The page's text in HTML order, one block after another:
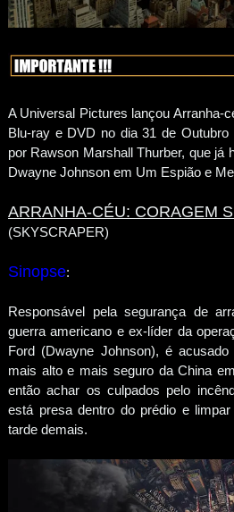
A Universal Pictures lançou Arranha-
Blu-ray e DVD no dia 31 de
por Rawson Marshall Thurber, que já
Dwayne Johnson em Um Espião e
ARRANHA-CÉU: CORAGEM
(SKYSCRAPER)
Sinopse:
Responsável pela segurança de
guerra americano e ex-líder da
Ford (Dwayne Johnson), é
mais alto e mais seguro da China
então achar os culpados pelo
está presa dentro do prédio e
tarde demais.